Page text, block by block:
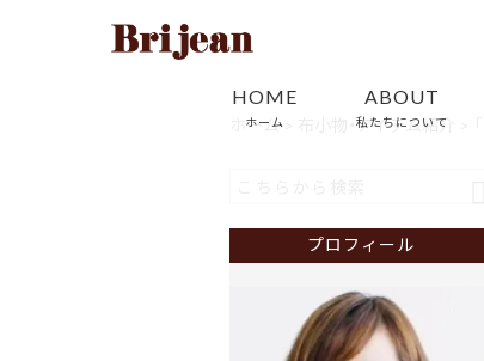
HOME
ホーム
ABOUT
私たちについて
ホーム> 布小物・アイテム紹介
プロフィール